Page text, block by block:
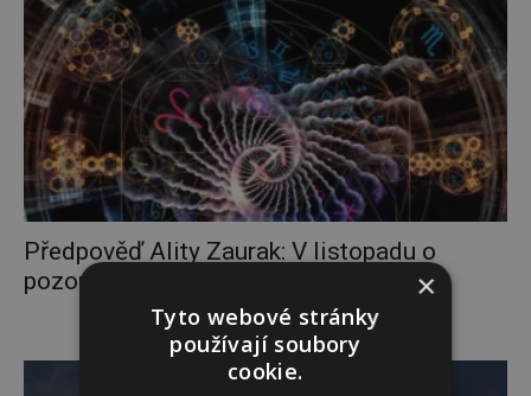
Předpověď Ality Zaurak: V listopadu o
pozornost žádá láska a naše...
×
Tyto webové stránky
používají soubory
cookie.